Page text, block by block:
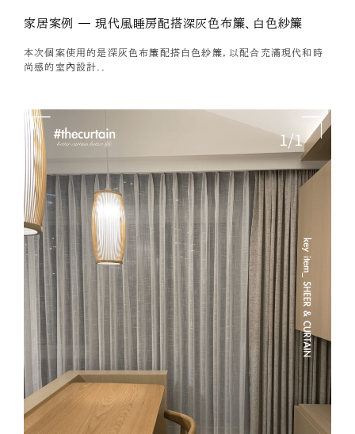
家居案例 — 現代風睡房配搭深灰色布簾、白色紗簾
本次個案使用的是深灰色布簾配搭白色紗簾，以配合充滿現代和時
尚感的室內設計..